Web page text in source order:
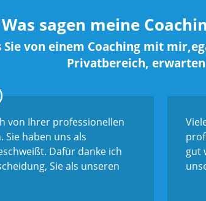
Was sagen meine
Sie von einem Coaching mit
Privatbereich,
von Ihrer professionellen
Sie haben uns als
Dafür danke ich
Sie als unseren
gut